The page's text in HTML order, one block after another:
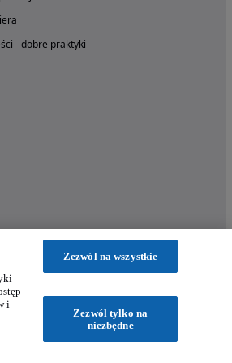
- dobre praktyki
i
Zezwól na wszystkie
Zezwól tylko na
niezbędne